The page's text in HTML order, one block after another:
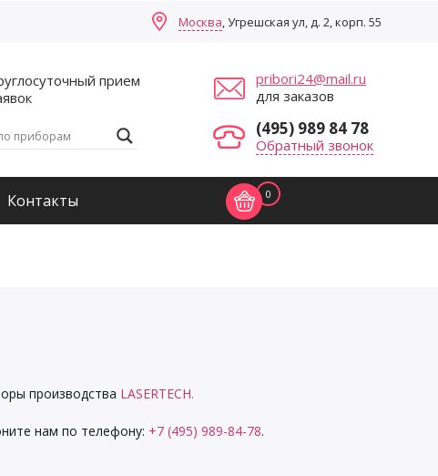
Москва, Угрешская ул, д. 2, корп. 55
прием
pribori24@mail.ru
для заказов
(495) 989 84 78
Обратный звонок
Контакты 0
производства LASERTECH.
нам по телефону: +7 (495) 989-84-78.